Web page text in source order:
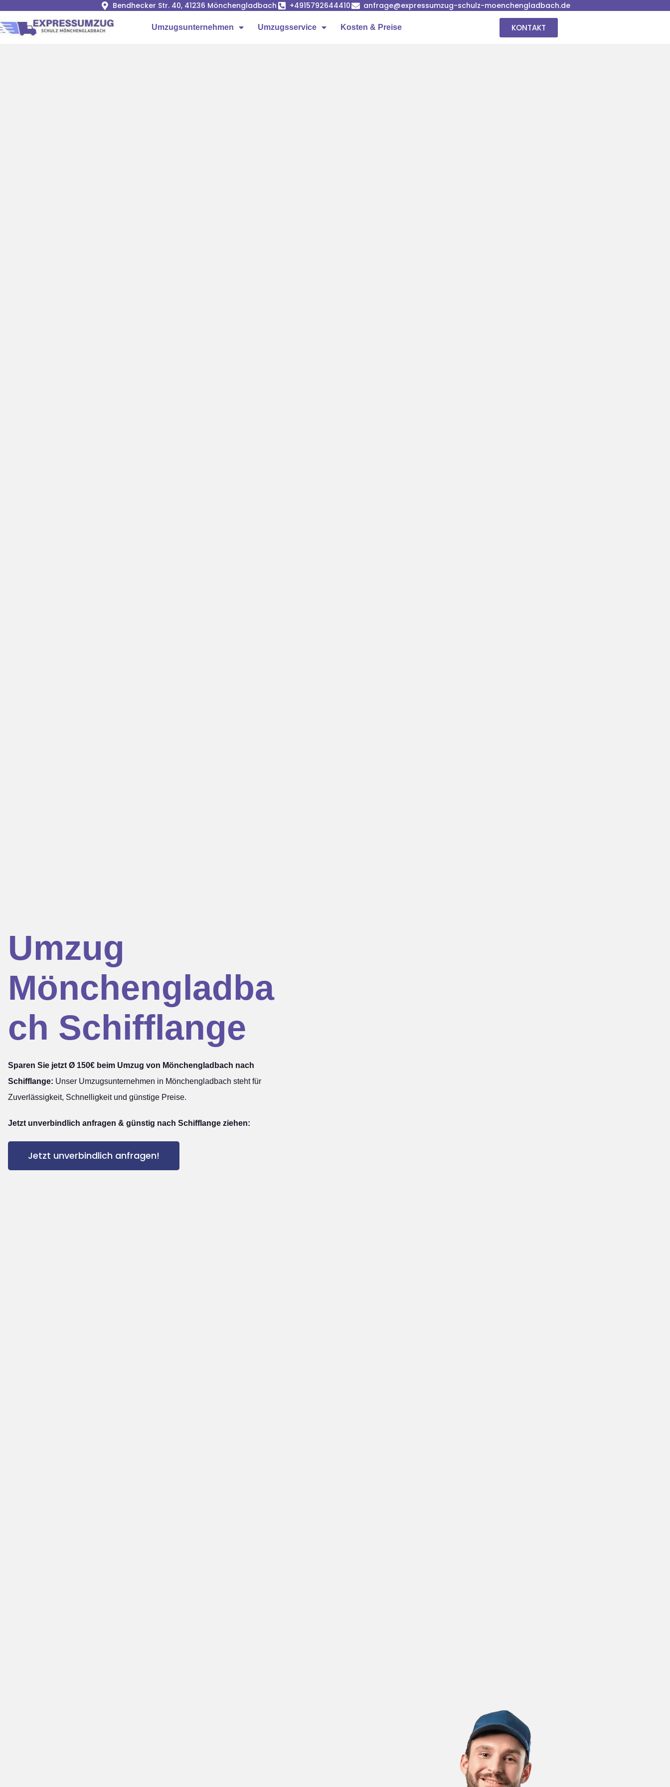
Bendhecker Str. 40, 41236 Mönchengladbach +4915792644410 anfrage@expressumzug-schulz-moenchengladbach.de
Umzugsunternehmen Umzugsservice Kosten & Preise KONTAKT
Umzug
Mönchengladba
ch Schifflange
Sparen Sie jetzt Ø 150€ beim Umzug von Mönchengladbach nach
Schifflange: Unser Umzugsunternehmen in Mönchengladbach steht für
Zuverlässigkeit, Schnelligkeit und günstige Preise.
Jetzt unverbindlich anfragen & günstig nach Schifflange ziehen:
Jetzt unverbindlich anfragen!